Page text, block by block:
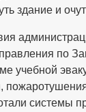
здание и
по
учебной
системы